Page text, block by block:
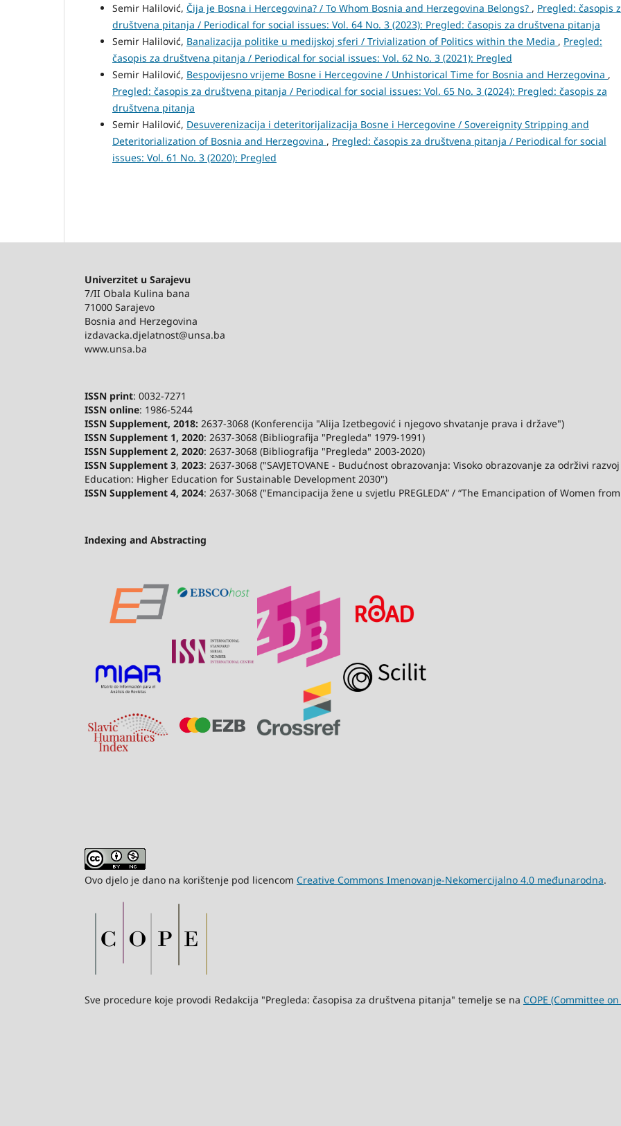
Semir Halilović, Čija je Bosna i Hercegovina? / To Whom Bosnia and Herzegovina Belongs? , Pregled: časopis
društvena pitanja / Periodical for social issues: Vol. 64 No. 3 (2023): Pregled: časopis za društvena pitanja
Semir Halilović, Banalizacija politike u medijskoj sferi / Trivialization of Politics within the Media , Pregled:
časopis za društvena pitanja / Periodical for social issues: Vol. 62 No. 3 (2021): Pregled
Semir Halilović, Bespovijesno vrijeme Bosne i Hercegovine / Unhistorical Time for Bosnia and Herzegovina ,
Pregled: časopis za društvena pitanja / Periodical for social issues: Vol. 65 No. 3 (2024): Pregled: časopis za
društvena pitanja
Semir Halilović, Desuverenizacija i deteritorijalizacija Bosne i Hercegovine / Sovereignity Stripping and
Deteritorialization of Bosnia and Herzegovina , Pregled: časopis za društvena pitanja / Periodical for social
issues: Vol. 61 No. 3 (2020): Pregled
Univerzitet u Sarajevu
7/II Obala Kulina bana
71000 Sarajevo
Bosnia and Herzegovina
izdavacka.djelatnost@unsa.ba
www.unsa.ba
ISSN print: 0032-7271
ISSN online: 1986-5244
ISSN Supplement, 2018: 2637-3068 (Konferencija "Alija Izetbegović i njegovo shvatanje prava i države")
ISSN Supplement 1, 2020: 2637-3068 (Bibliografija "Pregleda" 1979-1991)
ISSN Supplement 2, 2020: 2637-3068 (Bibliografija "Pregleda" 2003-2020)
ISSN Supplement 3, 2023: 2637-3068 ("SAVJETOVANE - Budućnost obrazovanja: Visoko obrazovanje za održivi
Education: Higher Education for Sustainable Development 2030")
ISSN Supplement 4, 2024: 2637-3068 ("Emancipacija žene u svjetlu PREGLEDA” / “The Emancipation of Women
Indexing and Abstracting
Ovo djelo je dano na korištenje pod licencom Creative Commons Imenovanje-Nekomercijalno 4.0 međunarodna.
Sve procedure koje provodi Redakcija "Pregleda: časopisa za društvena pitanja" temelje se na COPE (Committee